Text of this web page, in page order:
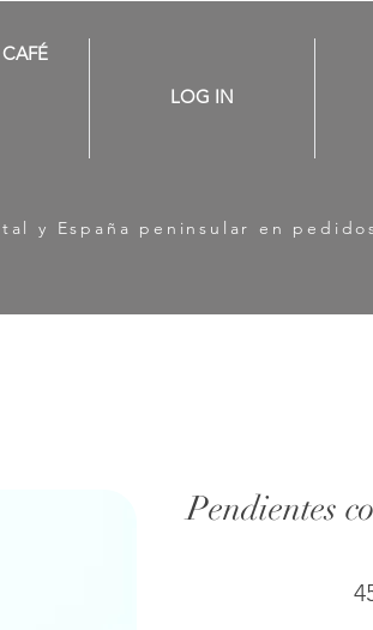
LOG IN
y España peninsular en
Pendientes